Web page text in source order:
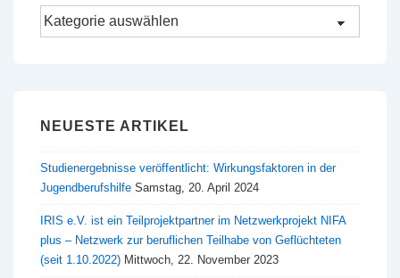
Themen
NEUESTE ARTIKEL
Studienergebnisse veröffentlicht: Wirkungsfaktoren in der
Jugendberufshilfe Samstag, 20. April 2024
IRIS e.V. ist ein Teilprojektpartner im Netzwerkprojekt NIFA
plus – Netzwerk zur beruflichen Teilhabe von Geflüchteten
(seit 1.10.2022) Mittwoch, 22. November 2023